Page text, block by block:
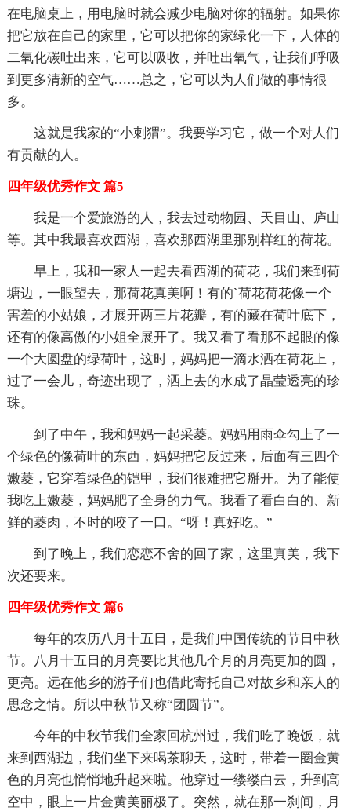
在电脑桌上，用电脑时就会减少电脑对你的辐射。如果你
把它放在自己的家里，它可以把你的家绿化一下，人体的
二氧化碳吐出来，它可以吸收，并吐出氧气，让我们呼吸
到更多清新的空气……总之，它可以为人们做的事情很
多。
这就是我家的“小刺猬”。我要学习它，做一个对人们
有贡献的人。
四年级优秀作文 篇5
我是一个爱旅游的人，我去过动物园、天目山、庐山
等。其中我最喜欢西湖，喜欢那西湖里那别样红的荷花。
早上，我和一家人一起去看西湖的荷花，我们来到荷
塘边，一眼望去，那荷花真美啊！有的`荷花荷花像一个
害羞的小姑娘，才展开两三片花瓣，有的藏在荷叶底下，
还有的像高傲的小姐全展开了。我又看了看那不起眼的像
一个大圆盘的绿荷叶，这时，妈妈把一滴水洒在荷花上，
过了一会儿，奇迹出现了，洒上去的水成了晶莹透亮的珍
珠。
到了中午，我和妈妈一起采菱。妈妈用雨伞勾上了一
个绿色的像荷叶的东西，妈妈把它反过来，后面有三四个
嫩菱，它穿着绿色的铠甲，我们很难把它掰开。为了能使
我吃上嫩菱，妈妈肥了全身的力气。我看了看白白的、新
鲜的菱肉，不时的咬了一口。“呀！真好吃。”
到了晚上，我们恋恋不舍的回了家，这里真美，我下
次还要来。
四年级优秀作文 篇6
每年的农历八月十五日，是我们中国传统的节日中秋
节。八月十五日的月亮要比其他几个月的月亮更加的圆，
更亮。远在他乡的游子们也借此寄托自己对故乡和亲人的
思念之情。所以中秋节又称“团圆节”。
今年的中秋节我们全家回杭州过，我们吃了晚饭，就
来到西湖边，我们坐下来喝茶聊天，这时，带着一圈金黄
色的月亮也悄悄地升起来啦。他穿过一缕缕白云，升到高
空中，眼上一片金黄美丽极了。突然，就在那一刹间，月